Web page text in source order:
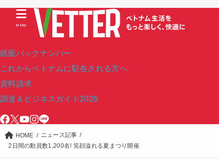
紙面バックナンバー
これからベトナムに駐在される方へ
資料請求
調達＆ビジネスガイド2026
MENU
HOME
ニュース記事
2日間の動員数1,200名! 笑顔溢れる夏まつり開催